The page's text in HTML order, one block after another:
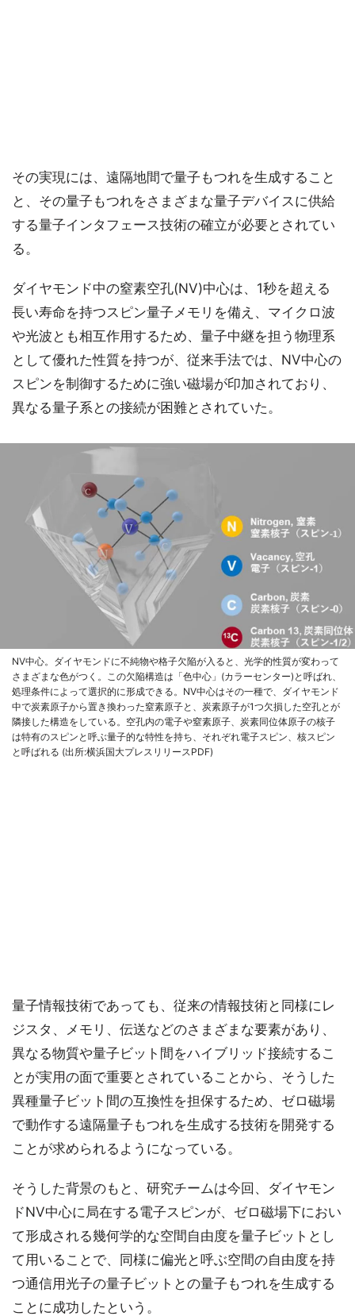
その実現には、遠隔地間で量子もつれを生成すること
と、その量子もつれをさまざまな量子デバイスに供給
する量子インタフェース技術の確立が必要とされてい
る。
ダイヤモンド中の窒素空孔(NV)中心は、1秒を超える
長い寿命を持つスピン量子メモリを備え、マイクロ波
や光波とも相互作用するため、量子中継を担う物理系
として優れた性質を持つが、従来手法では、NV中心の
スピンを制御するために強い磁場が印加されており、
異なる量子系との接続が困難とされていた。
NV中心。ダイヤモンドに不純物や格子欠陥が入ると、光学的性質が変わって
さまざまな色がつく。この欠陥構造は「色中心」(カラーセンター)と呼ばれ、
処理条件によって選択的に形成できる。NV中心はその一種で、ダイヤモンド
中で炭素原子から置き換わった窒素原子と、炭素原子が1つ欠損した空孔とが
隣接した構造をしている。空孔内の電子や窒素原子、炭素同位体原子の核子
は特有のスピンと呼ぶ量子的な特性を持ち、それぞれ電子スピン、核スピン
と呼ばれる (出所:横浜国大プレスリリースPDF)
量子情報技術であっても、従来の情報技術と同様にレ
ジスタ、メモリ、伝送などのさまざまな要素があり、
異なる物質や量子ビット間をハイブリッド接続するこ
とが実用の面で重要とされていることから、そうした
異種量子ビット間の互換性を担保するため、ゼロ磁場
で動作する遠隔量子もつれを生成する技術を開発する
ことが求められるようになっている。
そうした背景のもと、研究チームは今回、ダイヤモン
ドNV中心に局在する電子スピンが、ゼロ磁場下におい
て形成される幾何学的な空間自由度を量子ビットとし
て用いることで、同様に偏光と呼ぶ空間の自由度を持
つ通信用光子の量子ビットとの量子もつれを生成する
ことに成功したという。